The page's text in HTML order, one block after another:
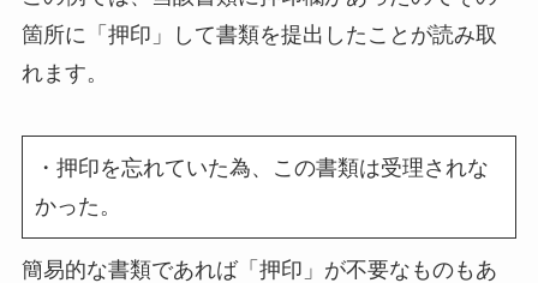
箇所に「押印」して書類を提出したことが読み取
れます。
・押印を忘れていた為、この書類は受理されな
かった。
簡易的な書類であれば「押印」が不要なものもあ